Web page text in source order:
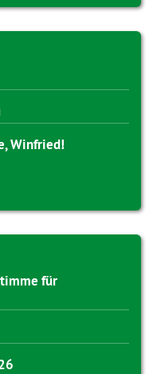
Winfried!
für